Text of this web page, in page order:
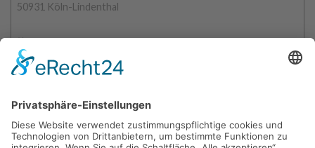
50931 Köln-Lindenthal
contact@arztundrecht.de